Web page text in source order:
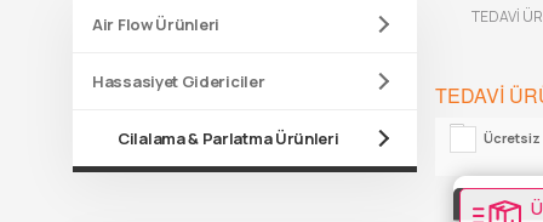
Air Flow Ürünleri
Hassasiyet Gidericiler
Cilalama & Parlatma Ürünleri
TEDAVİ
TEDAVİ
Ücretsiz